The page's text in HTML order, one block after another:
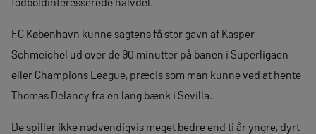
FC København kunne sagtens få stor gavn af Kasper
Schmeichel ud over de 90 minutter på banen i Superligaen
eller Champions League, præcis som man kunne ved at hente
Thomas Delaney fra en lang bænk i Sevilla.
De spiller ikke nødvendigvis meget bedre end ti år yngre, dyrt